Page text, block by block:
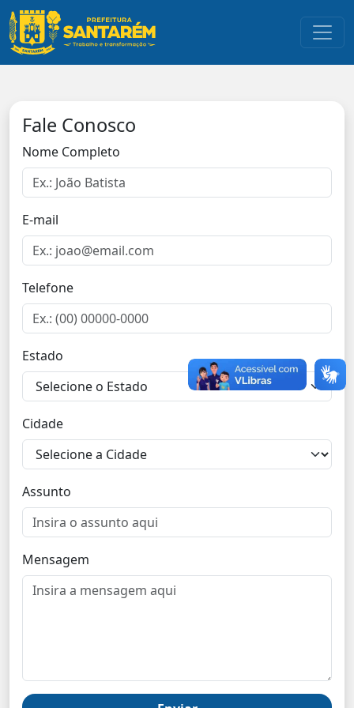
Fale Conosco
Nome Completo
E-mail
Telefone
Estado
Cidade
Assunto
Mensagem